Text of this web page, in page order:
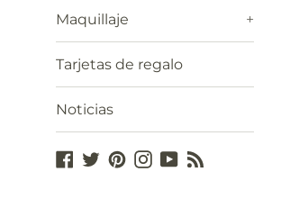
Maquillaje +
Tarjetas de regalo
Noticias
Facebook
TwitterPinterest
Instagram
YouTube